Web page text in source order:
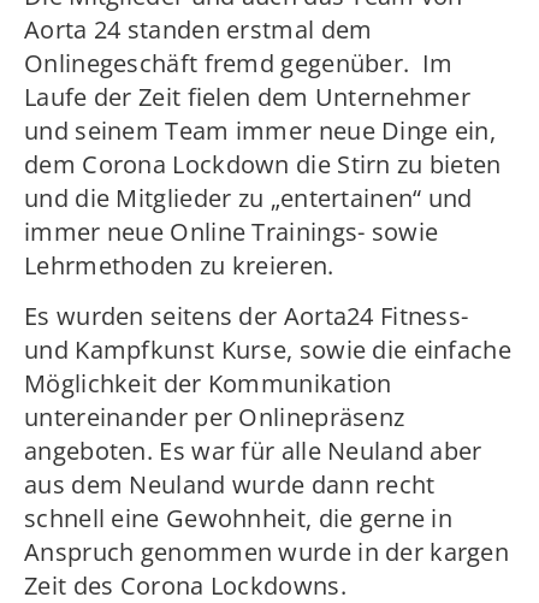
Aorta 24 standen erstmal dem
Onlinegeschäft fremd gegenüber. Im
Laufe der Zeit fielen dem Unternehmer
und seinem Team immer neue Dinge ein,
dem Corona Lockdown die Stirn zu bieten
und die Mitglieder zu „entertainen“ und
immer neue Online Trainings- sowie
Lehrmethoden zu kreieren.
Es wurden seitens der Aorta24 Fitness-
und Kampfkunst Kurse, sowie die einfache
Möglichkeit der Kommunikation
untereinander per Onlinepräsenz
angeboten. Es war für alle Neuland aber
aus dem Neuland wurde dann recht
schnell eine Gewohnheit, die gerne in
Anspruch genommen wurde in der kargen
Zeit des Corona Lockdowns.